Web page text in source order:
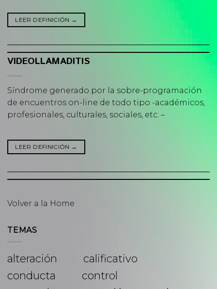
LEER DEFINICIÓN →
VIDEOLLAMADITIS
Síndrome generado por la sobre-programación
de encuentros on-line de todo tipo -académicos,
profesionales, culturales, sociales, etc. –
LEER DEFINICIÓN →
Volver a la Home
TEMAS
alteración
calificativo
conducta
control